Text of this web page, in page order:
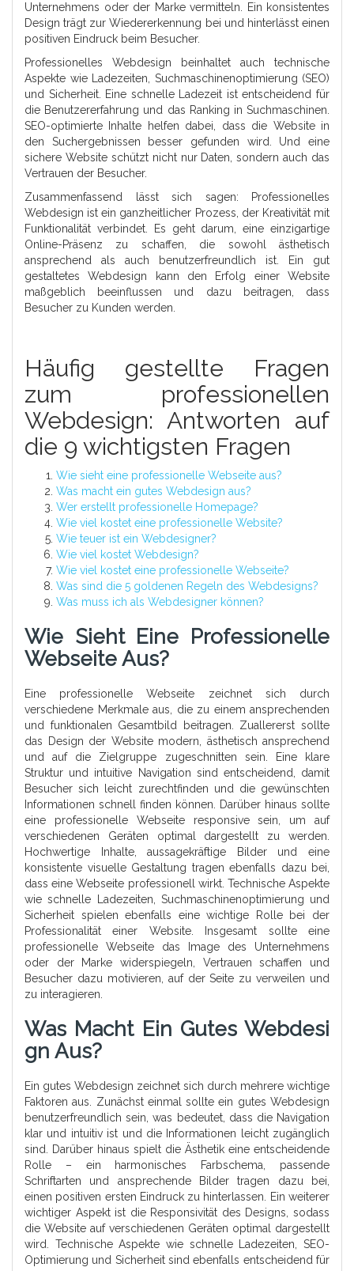
Unternehmens oder der Marke vermitteln. Ein konsistentes
Design trägt zur Wiedererkennung bei und hinterlässt einen
positiven Eindruck beim Besucher.
Professionelles Webdesign beinhaltet auch technische
Aspekte wie Ladezeiten, Suchmaschinenoptimierung (SEO)
und Sicherheit. Eine schnelle Ladezeit ist entscheidend für
die Benutzererfahrung und das Ranking in Suchmaschinen.
SEO-optimierte Inhalte helfen dabei, dass die Website in
den Suchergebnissen besser gefunden wird. Und eine
sichere Website schützt nicht nur Daten, sondern auch das
Vertrauen der Besucher.
Zusammenfassend lässt sich sagen: Professionelles
Webdesign ist ein ganzheitlicher Prozess, der Kreativität mit
Funktionalität verbindet. Es geht darum, eine einzigartige
Online-Präsenz zu schaffen, die sowohl ästhetisch
ansprechend als auch benutzerfreundlich ist. Ein gut
gestaltetes Webdesign kann den Erfolg einer Website
maßgeblich beeinflussen und dazu beitragen, dass
Besucher zu Kunden werden.
Häufig gestellte Fragen
zum professionellen
Webdesign: Antworten auf
die 9 wichtigsten Fragen
Wie sieht eine professionelle Webseite aus?
Was macht ein gutes Webdesign aus?
Wer erstellt professionelle Homepage?
Wie viel kostet eine professionelle Website?
Wie teuer ist ein Webdesigner?
Wie viel kostet Webdesign?
Wie viel kostet eine professionelle Webseite?
Was sind die 5 goldenen Regeln des Webdesigns?
Was muss ich als Webdesigner können?
Wie Sieht Eine Professionelle
Webseite Aus?
Eine professionelle Webseite zeichnet sich durch
verschiedene Merkmale aus, die zu einem ansprechenden
und funktionalen Gesamtbild beitragen. Zuallererst sollte
das Design der Website modern, ästhetisch ansprechend
und auf die Zielgruppe zugeschnitten sein. Eine klare
Struktur und intuitive Navigation sind entscheidend, damit
Besucher sich leicht zurechtfinden und die gewünschten
Informationen schnell finden können. Darüber hinaus sollte
eine professionelle Webseite responsive sein, um auf
verschiedenen Geräten optimal dargestellt zu werden.
Hochwertige Inhalte, aussagekräftige Bilder und eine
konsistente visuelle Gestaltung tragen ebenfalls dazu bei,
dass eine Webseite professionell wirkt. Technische Aspekte
wie schnelle Ladezeiten, Suchmaschinenoptimierung und
Sicherheit spielen ebenfalls eine wichtige Rolle bei der
Professionalität einer Website. Insgesamt sollte eine
professionelle Webseite das Image des Unternehmens
oder der Marke widerspiegeln, Vertrauen schaffen und
Besucher dazu motivieren, auf der Seite zu verweilen und
zu interagieren.
Was Macht Ein Gutes Webdesi
Gn Aus?
Ein gutes Webdesign zeichnet sich durch mehrere wichtige
Faktoren aus. Zunächst einmal sollte ein gutes Webdesign
benutzerfreundlich sein, was bedeutet, dass die Navigation
klar und intuitiv ist und die Informationen leicht zugänglich
sind. Darüber hinaus spielt die Ästhetik eine entscheidende
Rolle – ein harmonisches Farbschema, passende
Schriftarten und ansprechende Bilder tragen dazu bei,
einen positiven ersten Eindruck zu hinterlassen. Ein weiterer
wichtiger Aspekt ist die Responsivität des Designs, sodass
die Website auf verschiedenen Geräten optimal dargestellt
wird. Technische Aspekte wie schnelle Ladezeiten, SEO-
Optimierung und Sicherheit sind ebenfalls entscheidend für